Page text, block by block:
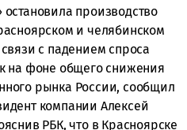
остановила производство
и челябинском
с падением спроса
на фоне общего снижения
рынка России, сообщил
компании Алексей
РБК, что в Красноярске